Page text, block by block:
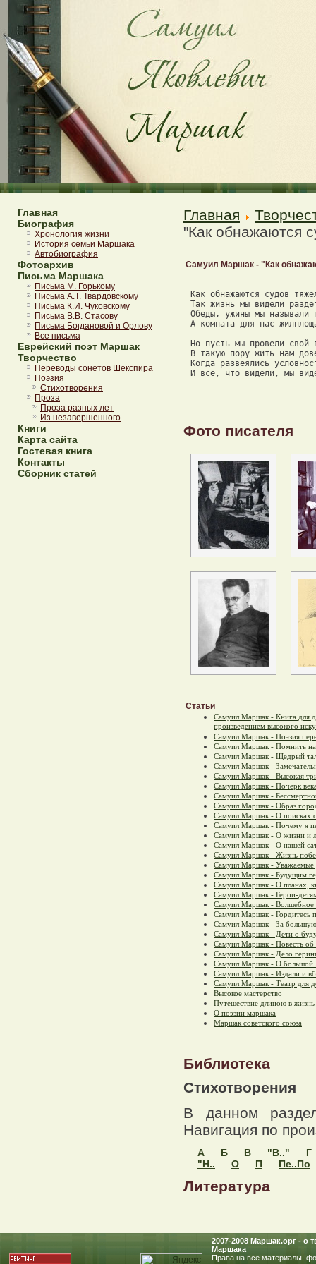
Главная
Биография
Хронология жизни
История семьи Маршака
Автобиография
Фотоархив
Письма Маршака
Письма М. Горькому
Письма А.Т. Твардовскому
Письма К.И. Чуковскому
Письма В.В. Стасову
Письма Богдановой и Орлову
Все письма
Еврейский поэт Маршак
Творчество
Переводы сонетов Шекспира
Поэзия
Стихотворения
Проза
Проза разных лет
Из незавершенного
Книги
Карта сайта
Гостевая книга
Контакты
Сборник статей
Главная
"Как обнажаются
Самуил Маршак - "Как
Как обнажаются судов
Так жизнь мы видели
Обеды, ужины мы
А комната для нас
Но пусть мы провели
В такую пору жить нам
Когда развеялись
И все, что видели, мы
Фото писателя
Статьи
Самуил Маршак - Книга для
произведением высокого
Самуил Маршак - Поэзия
Самуил Маршак - Помнить
Самуил Маршак - Щедрый
Самуил Маршак -
Самуил Маршак - Высокая
Самуил Маршак - Почерк
Самуил Маршак -
Самуил Маршак - Образ
Самуил Маршак - О поисках
Самуил Маршак - Почему я
Самуил Маршак - О жизни и
Самуил Маршак - О нашей
Самуил Маршак - Жизнь
Самуил Маршак - Уважаемые
Самуил Маршак - Будущим
Самуил Маршак - О планах,
Самуил Маршак - Герои-
Самуил Маршак - Волшебное
Самуил Маршак - Гордитесь
Самуил Маршак - За большую
Самуил Маршак - Дети о
Самуил Маршак - Повесть об
Самуил Маршак - Дело
Самуил Маршак - О большой
Самуил Маршак - Издали и
Самуил Маршак - Театр для
Высокое мастерство
Путешествие длиною в жизнь
О поэзии маршака
Маршак советского союза
Библиотека
Стихотворения
В данном
Навигация по
А Б В "В.."
Г
"Н..
О П Пе..По
Литература
2007-2008 Маршак.oрг - о
Маршака
Права на все материалы,